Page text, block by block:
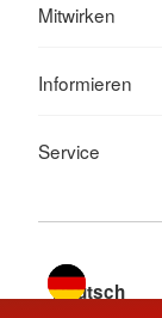
Mitwirken
Informieren
Service
Sprache